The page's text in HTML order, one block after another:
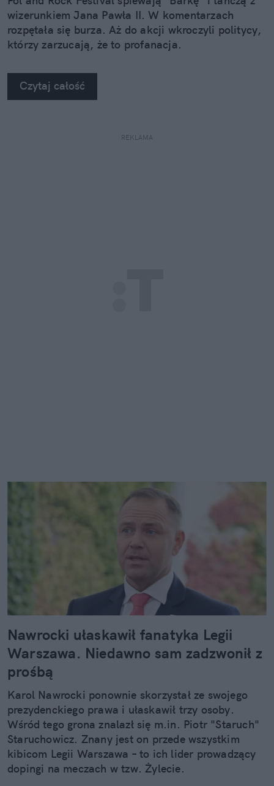
wizerunkiem Jana Pawła II. W komentarzach
rozpętała się burza. Aż do akcji wkroczyli politycy,
którzy zarzucają, że to profanacja.
Czytaj całość
REKLAMA
Nawrocki ułaskawił fanatyka Legii
Warszawa. Niedawno sam zadzwonił z
prośbą
Karol Nawrocki ponownie skorzystał ze swojego
prezydenckiego prawa i ułaskawił trzy osoby.
Wśród tego grona znalazł się m.in. Piotr "Staruch"
Staruchowicz. Znany jest on przede wszystkim
kibicom Legii Warszawa – to ich lider prowadzący
dopingi na meczach w tzw. Żylecie.